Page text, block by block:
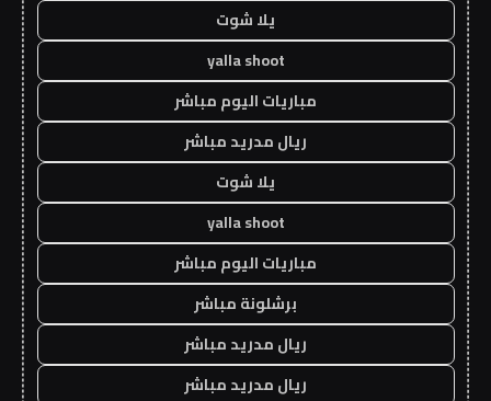
يلا شوت
yalla shoot
مباريات اليوم مباشر
ريال مدريد مباشر
يلا شوت
yalla shoot
مباريات اليوم مباشر
برشلونة مباشر
ريال مدريد مباشر
ريال مدريد مباشر